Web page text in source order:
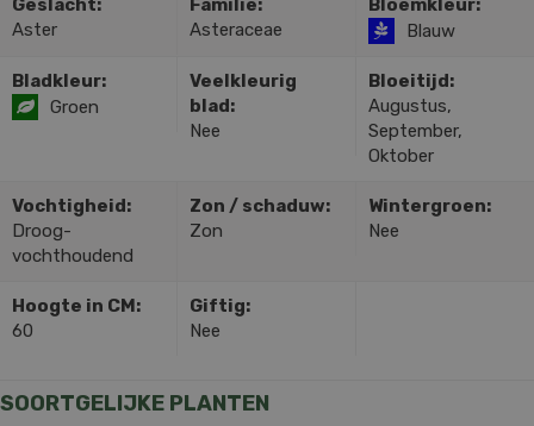
Aster
Asteraceae
Blauw
Bladkleur:
Groen
Veelkleurig
blad:
Nee
Bloeitijd:
Augustus,
September,
Oktober
Vochtigheid:
Droog-
vochthoudend
Zon / schaduw:
Zon
Wintergroen:
Nee
Hoogte in CM:
60
Giftig:
Nee
SOORTGELIJKE PLANTEN